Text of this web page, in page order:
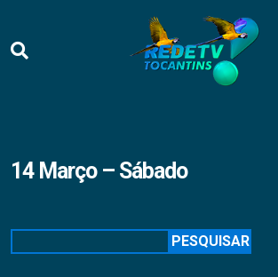
14 Março – Sábado
PESQUISAR